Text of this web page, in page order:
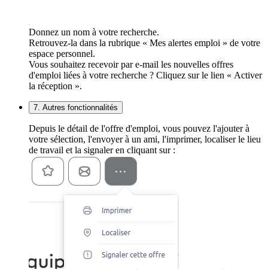
Donnez un nom à votre recherche.
Retrouvez-la dans la rubrique « Mes alertes emploi » de votre
espace personnel.
Vous souhaitez recevoir par e-mail les nouvelles offres
d'emploi liées à votre recherche ? Cliquez sur le lien « Activer
la réception ».
7. Autres fonctionnalités
Depuis le détail de l'offre d'emploi, vous pouvez l'ajouter à
votre sélection, l'envoyer à un ami, l'imprimer, localiser le lieu
de travail et la signaler en cliquant sur :